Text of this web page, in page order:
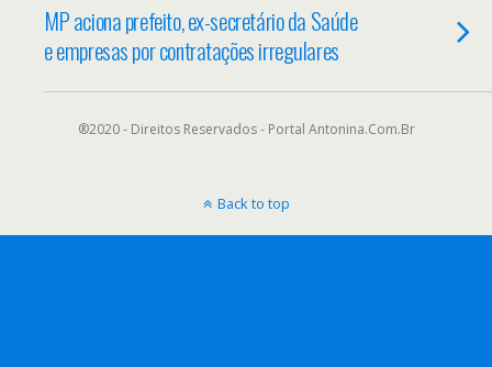
MP aciona prefeito, ex-secretário da Saúde
e empresas por contratações irregulares
®2020 - Direitos Reservados - Portal Antonina.Com.Br
Back to top